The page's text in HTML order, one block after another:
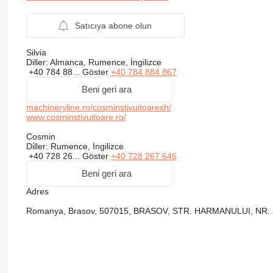
Satıcıya abone olun
Silvia
Diller: Almanca, Rumence, İngilizce
+40 784 88... Göster +40 784 884 867
Beni geri ara
machineryline.ro/cosminstivuitoaresh/
www.cosminstivuitoare.ro/
Cosmin
Diller: Rumence, İngilizce
+40 728 26... Göster +40 728 267 646
Beni geri ara
Adres
Romanya, Brasov, 507015, BRASOV, STR. HARMANULUI, NR.